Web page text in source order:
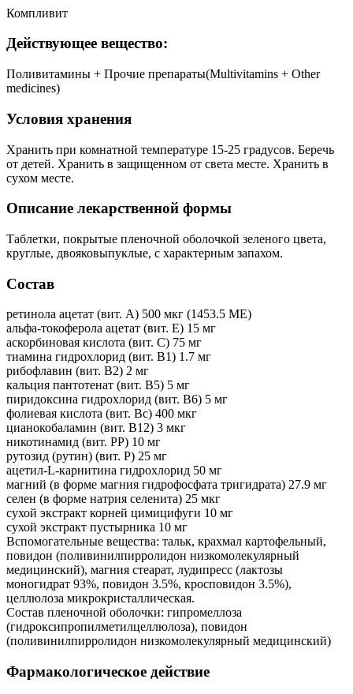
Компливит
Действующее вещество:
Поливитамины + Прочие препараты(Multivitamins + Other
medicines)
Условия хранения
Хранить при комнатной температуре 15-25 градусов. Беречь
от детей. Хранить в защищенном от света месте. Хранить в
сухом месте.
Описание лекарственной формы
Таблетки, покрытые пленочной оболочкой зеленого цвета,
круглые, двояковыпуклые, с характерным запахом.
Состав
ретинола ацетат (вит. А) 500 мкг (1453.5 МЕ)
альфа-токоферола ацетат (вит. E) 15 мг
аскорбиновая кислота (вит. С) 75 мг
тиамина гидрохлорид (вит. B1) 1.7 мг
рибофлавин (вит. B2) 2 мг
кальция пантотенат (вит. B5) 5 мг
пиридоксина гидрохлорид (вит. B6) 5 мг
фолиевая кислота (вит. Bc) 400 мкг
цианокобаламин (вит. B12) 3 мкг
никотинамид (вит. PP) 10 мг
рутозид (рутин) (вит. P) 25 мг
ацетил-L-карнитина гидрохлорид 50 мг
магний (в форме магния гидрофосфата тригидрата) 27.9 мг
селен (в форме натрия селенита) 25 мкг
сухой экстракт корней цимицифуги 10 мг
сухой экстракт пустырника 10 мг
Вспомогательные вещества: тальк, крахмал картофельный,
повидон (поливинилпирролидон низкомолекулярный
медицинский), магния стеарат, лудипресс (лактозы
моногидрат 93%, повидон 3.5%, кросповидон 3.5%),
целлюлоза микрокристаллическая.
Состав пленочной оболочки: гипромеллоза
(гидроксипропилметилцеллюлоза), повидон
(поливинилпирролидон низкомолекулярный медицинский)
Фармакологическое действие